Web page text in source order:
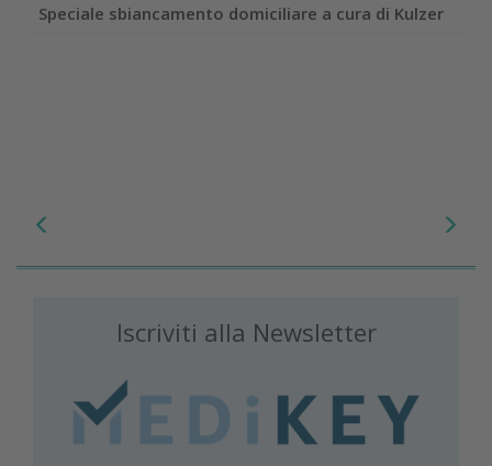
Speciale sbiancamento domiciliare a cura di Kulzer
Iscriviti alla Newsletter